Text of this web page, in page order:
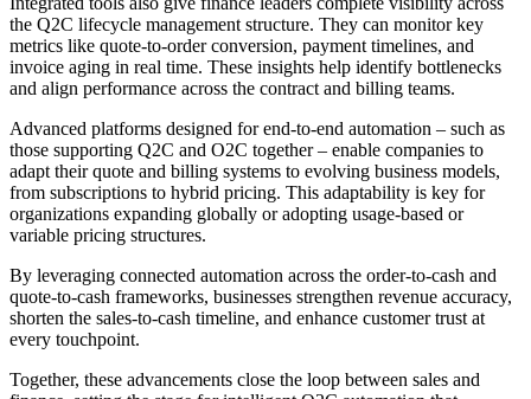
the Q2C lifecycle management structure. They can monitor key
metrics like quote-to-order conversion, payment timelines, and
invoice aging in real time. These insights help identify bottlenecks
and align performance across the contract and billing teams.
Advanced platforms designed for end-to-end automation – such as
those supporting Q2C and O2C together – enable companies to
adapt their quote and billing systems to evolving business models,
from subscriptions to hybrid pricing. This adaptability is key for
organizations expanding globally or adopting usage-based or
variable pricing structures.
By leveraging connected automation across the order-to-cash and
quote-to-cash frameworks, businesses strengthen revenue accuracy,
shorten the sales-to-cash timeline, and enhance customer trust at
every touchpoint.
Together, these advancements close the loop between sales and